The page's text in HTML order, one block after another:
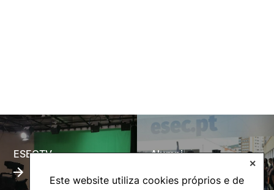
Este website utiliza cookies próprios e de
✕
ESECTV Alumni